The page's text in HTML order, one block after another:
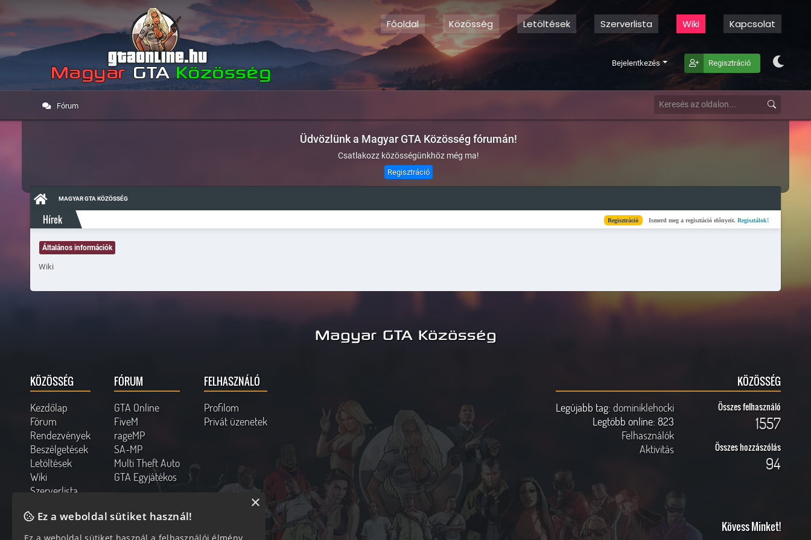
Főoldal Közösség Letöltések Szerverlista Wiki Kapcsolat
Bejelentkezés Regisztráció
Fórum
Üdvözlünk a Magyar GTA Közösség fórumán!
Csatlakozz közösségünkhöz még ma!
Regisztráció
MAGYAR GTA KÖZÖSSÉG
Hírek Regisztráció Ismerd meg a regisztáció előnyeit.Regisztálok! Kész
Általános információk
Wiki
Magyar GTA Közösség
KÖZÖSSÉG
Kezdőlap
Fórum
Rendezvények
Beszélgetések
Letöltések
Wiki
Szerverlista
FÓRUM
GTA Online
FiveM
rageMP
SA-MP
Multi Theft Auto
GTA Egyjátékos
FELHASZNÁLÓ
Profilom
Privát üzenetek
KÖZÖSSÉG
Legújabb tag: dominiklehocki
Legtöbb online: 823
Felhasználók
Aktivitás
Összes felhasználó
1557
Összes hozzászólás
94
Online felhasználók Kövess Minket!
Ez a weboldal sütiket használ!
×